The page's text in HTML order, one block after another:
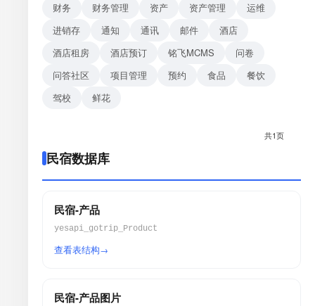
财务
财务管理 资产 资产管理
运维
进销存
通知 通讯 邮件
酒店
酒店租房
酒店预订 铭飞MCMS
问卷
问答社区
项目管理 预约 食品
餐饮
驾校
鲜花
共1页
民宿数据库
民宿-产品
yesapi_gotrip_Product
查看表结构
民宿-产品图片